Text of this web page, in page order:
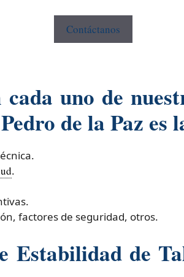
Contáctanos
uno de
de la Paz es
.
factores de seguridad, otros.
Estabilidad de